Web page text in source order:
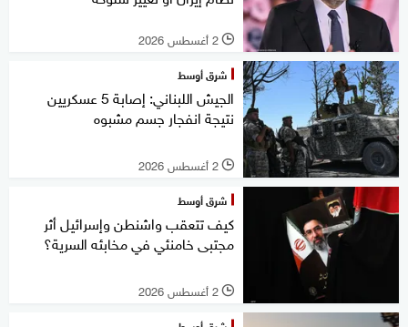
l 2 أغسطس 2026
شرق أوسط
الجيش اللبناني: إصابة 5 عسكريين
نتيجة انفجار جسم مشبوه
l 2 أغسطس 2026
شرق أوسط
كيف تتعقب واشنطن وإسرائيل أثر
مجتبى خامنئي في مخابئه السرية؟
l 2 أغسطس 2026